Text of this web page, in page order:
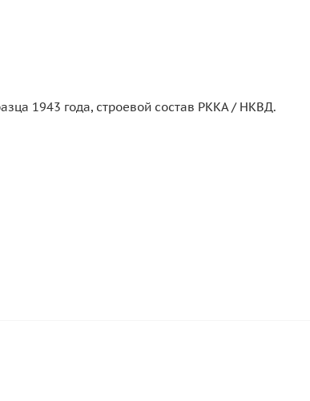
1943 года, строевой состав РККА / НКВД.